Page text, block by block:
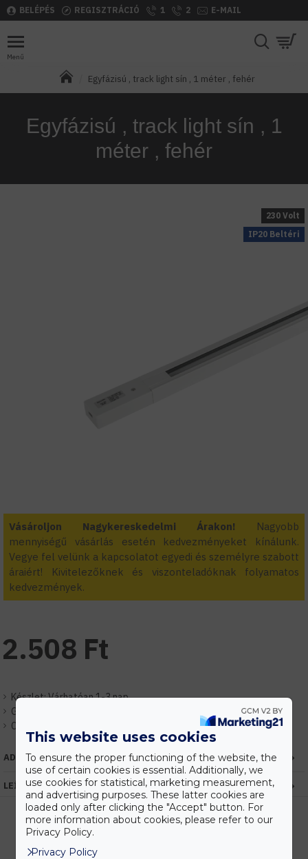
BELÉPÉS REGISZTRÁCIÓ 1 2 E-MAIL
Egyfázisú , track light sín , 1 méter , fehér
Egyfázisú , track light sín , 1
méter , fehér
IP20 Beltéri
230 Volt
Vásároljon Nagykereskedelmi Árakon!
Nagyobb
mennyiségű vásárlás esetén kedvezményeket kínálunk.
Vegye fel velünk a kapcsolatot egyedi és személyre szabott
áraiért! Kivitelezőknek és viszonteladóknak folyamatos
kedvezmények.
Készlet:Várhatóan 1-3 nap
Gyártó:
Cikkszám:
2.508 Ft
ADATOK
LEÍRÁS
This website uses cookies
To ensure the proper functioning of the website, the
use of certain cookies is essential. Additionally, we
use cookies for statistical, marketing measurement,
and advertising purposes. These latter cookies are
loaded only after clicking the "Accept" button. For
more information about cookies, please refer to our
Privacy Policy.
Privacy Policy